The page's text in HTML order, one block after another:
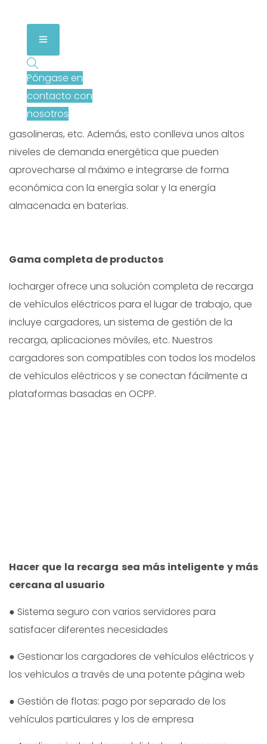
Póngase en
contacto con
nosotros
Con el rápido crecimiento de los vehículos eléctricos,
cada vez se necesitan más puntos de recarga en
lugares de trabajo, aparcamientos públicos,
gasolineras, etc. Además, esto conlleva unos altos
niveles de demanda energética que pueden
aprovecharse al máximo e integrarse de forma
económica con la energía solar y la energía
almacenada en baterías.
Gama completa de productos
Iocharger ofrece una solución completa de recarga
de vehículos eléctricos para el lugar de trabajo, que
incluye cargadores, un sistema de gestión de la
recarga, aplicaciones móviles, etc. Nuestros
cargadores son compatibles con todos los modelos
de vehículos eléctricos y se conectan fácilmente a
plataformas basadas en OCPP.
Hacer que la recarga sea más inteligente y más
cercana al usuario
● Sistema seguro con varios servidores para
satisfacer diferentes necesidades
● Gestionar los cargadores de vehículos eléctricos y
los vehículos a través de una potente página web
● Gestión de flotas: pago por separado de los
vehículos particulares y los de empresa